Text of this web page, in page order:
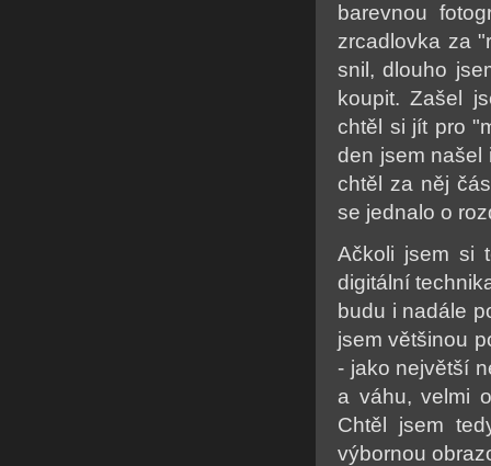
barevnou
zrcadlovka za
snil, dlouho
koupit. Zašel
chtěl si jít pro
den jsem našel
chtěl za něj
se jednalo o
Ačkoli jsem si
digitální
budu i nadále
jsem většinou
- jako největší
a váhu, velmi
Chtěl jsem
výbornou